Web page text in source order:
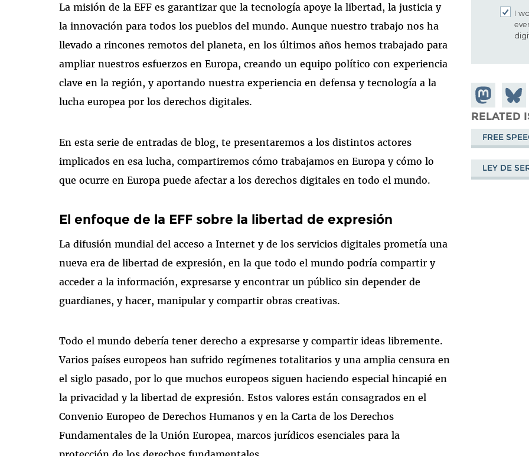
La misión de la EFF es garantizar que la tecnología apoye la libertad, la justicia y
la innovación para todos los pueblos del mundo. Aunque nuestro trabajo nos ha
llevado a rincones remotos del planeta, en los últimos años hemos trabajado para
ampliar nuestros esfuerzos en Europa, creando un equipo político con experiencia
clave en la región, y aportando nuestra experiencia en defensa y tecnología a la
lucha europea por los derechos digitales.
En esta serie de entradas de blog, te presentaremos a los distintos actores
implicados en esa lucha, compartiremos cómo trabajamos en Europa y cómo lo
que ocurre en Europa puede afectar a los derechos digitales en todo el mundo.
El enfoque de la EFF sobre la libertad de expresión
La difusión mundial del acceso a Internet y de los servicios digitales prometía una
nueva era de libertad de expresión, en la que todo el mundo podría compartir y
acceder a la información, expresarse y encontrar un público sin depender de
guardianes, y hacer, manipular y compartir obras creativas.
Todo el mundo debería tener derecho a expresarse y compartir ideas libremente.
Varios países europeos han sufrido regímenes totalitarios y una amplia censura en
el siglo pasado, por lo que muchos europeos siguen haciendo especial hincapié en
la privacidad y la libertad de expresión. Estos valores están consagrados en el
Convenio Europeo de Derechos Humanos y en la Carta de los Derechos
Fundamentales de la Unión Europea, marcos jurídicos esenciales para la
I
Share on
Mastodon
Share
on
RELATED
FREE
LEY DE